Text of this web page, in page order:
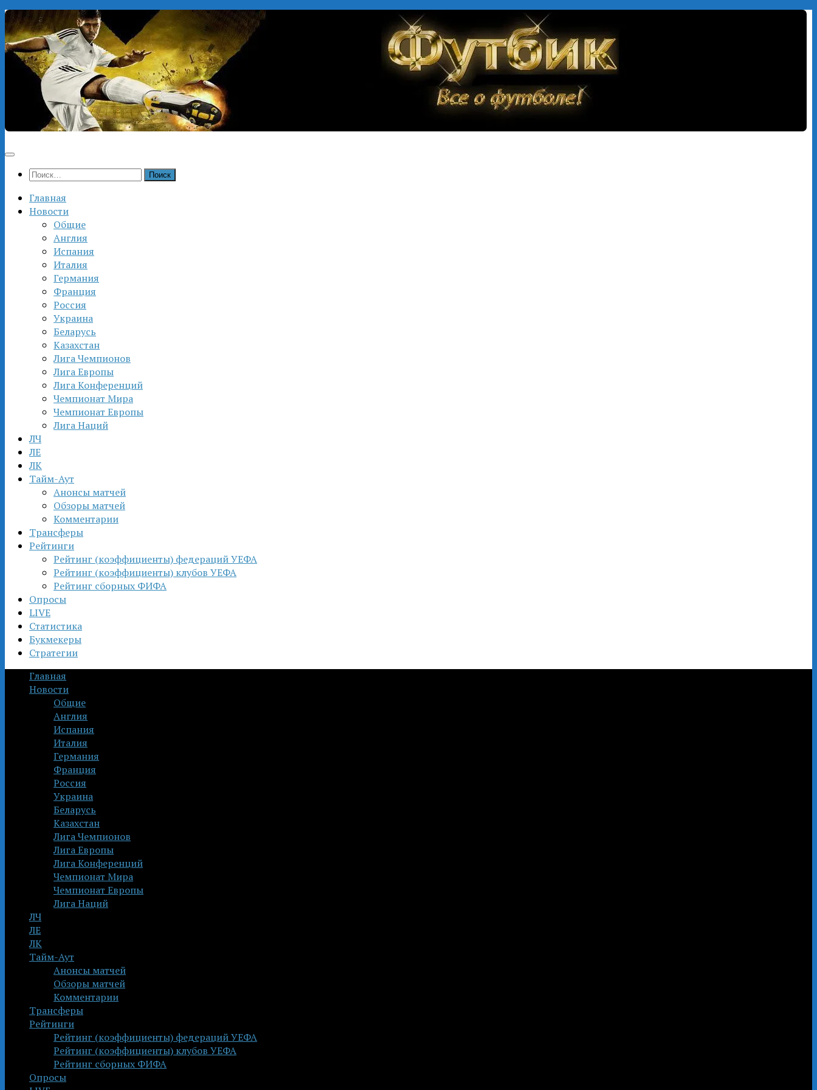
Перейти
к
содержимому
Найти:
Главная
Новости
Общие
Англия
Испания
Италия
Германия
Франция
Россия
Украина
Беларусь
Казахстан
Лига Чемпионов
Лига Европы
Лига Конференций
Чемпионат Мира
Чемпионат Европы
Лига Наций
ЛЧ
ЛЕ
ЛК
Тайм-Аут
Анонсы матчей
Обзоры матчей
Комментарии
Трансферы
Рейтинги
Рейтинг (коэффициенты) федераций УЕФА
Рейтинг (коэффициенты) клубов УЕФА
Рейтинг сборных ФИФА
Опросы
LIVE
Статистика
Букмекеры
Стратегии
Главная
Новости
Общие
Англия
Испания
Италия
Германия
Франция
Россия
Украина
Беларусь
Казахстан
Лига Чемпионов
Лига Европы
Лига Конференций
Чемпионат Мира
Чемпионат Европы
Лига Наций
ЛЧ
ЛЕ
ЛК
Тайм-Аут
Анонсы матчей
Обзоры матчей
Комментарии
Трансферы
Рейтинги
Рейтинг (коэффициенты) федераций УЕФА
Рейтинг (коэффициенты) клубов УЕФА
Рейтинг сборных ФИФА
Опросы